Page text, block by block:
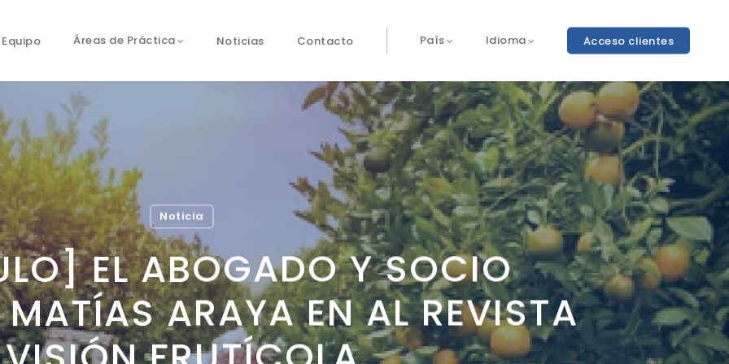
Equipo Áreas de Práctica Noticias Contacto País Idioma Acceso clientes
Noticia
EL ABOGADO Y SOCIO
ARAYA EN AL REVISTA